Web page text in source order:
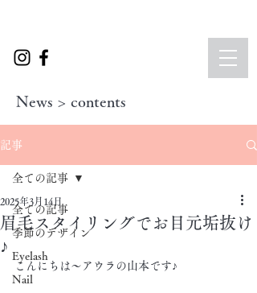
News > contents
記事
全ての記事
季節のデザイン
Eyelash
Nail
全ての記事
眉毛スタイリングでお目元垢抜け
♪
2025年3月14日
こんにちは〜アウラの山本です♪